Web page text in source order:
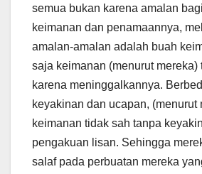
semua bukan karena amalan
keimanan dan penamaannya,
amalan-amalan adalah buah
saja keimanan (menurut mereka)
karena meninggalkannya.
keyakinan dan ucapan, (menurut
keimanan tidak sah tanpa
pengakuan lisan. Sehingga
salaf pada perbuatan mereka